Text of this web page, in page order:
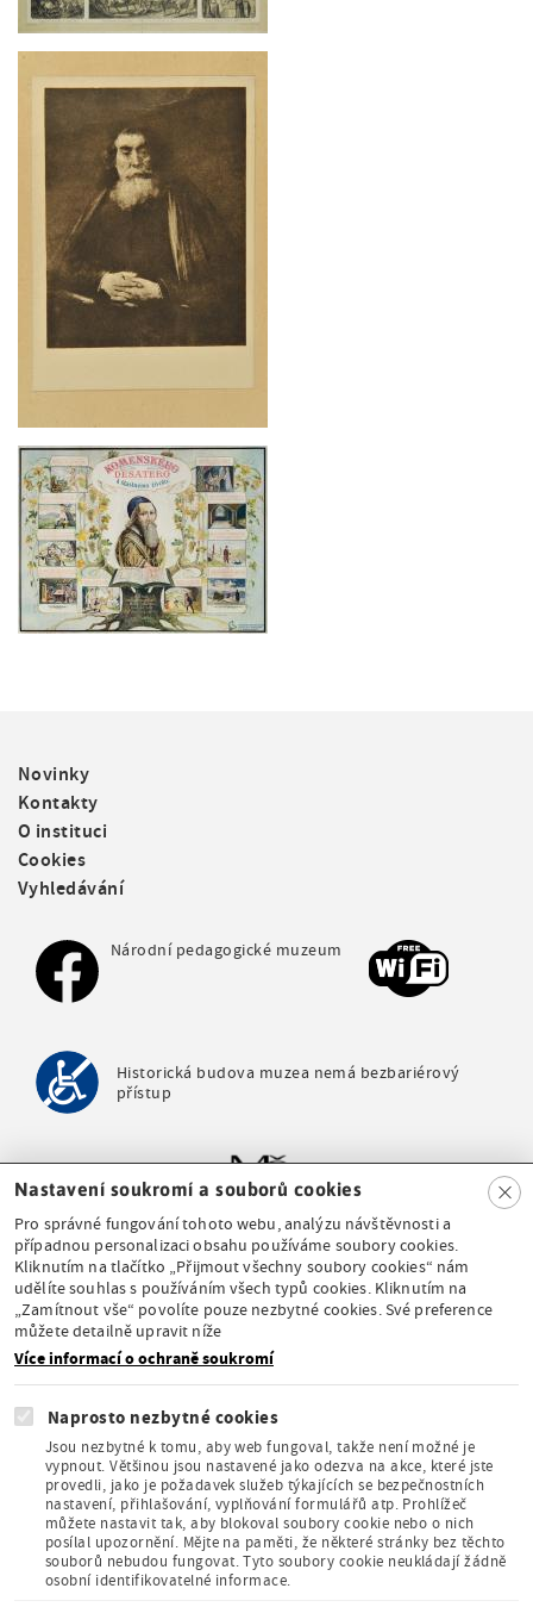
F
o
o
t
e
r
Novinky
Kontakty
O instituci
Cookies
Vyhledávání
Národní pedagogické muzeum
Historická budova muzea nemá bezbariérový
přístup
Příspěvková
organizace
Ministerstva školství,
mládeže a tělovýchovy
Stálá expozice pod
záštitou České
komise pro UNESCO
Clo
se
Nastavení soukromí a souborů cookies
Pro správné fungování tohoto webu, analýzu návštěvnosti a
případnou personalizaci obsahu používáme soubory cookies.
Kliknutím na tlačítko „Přijmout všechny soubory cookies“ nám
udělíte souhlas s používáním všech typů cookies. Kliknutím na
„Zamítnout vše“ povolíte pouze nezbytné cookies. Své preference
můžete detailně upravit níže
Více informací o ochraně soukromí
Naprosto nezbytné cookies
Jsou nezbytné k tomu, aby web fungoval, takže není možné je
vypnout. Většinou jsou nastavené jako odezva na akce, které jste
provedli, jako je požadavek služeb týkajících se bezpečnostních
nastavení, přihlašování, vyplňování formulářů atp. Prohlížeč
můžete nastavit tak, aby blokoval soubory cookie nebo o nich
posílal upozornění. Mějte na paměti, že některé stránky bez těchto
souborů nebudou fungovat. Tyto soubory cookie neukládají žádně
osobní identifikovatelné informace.